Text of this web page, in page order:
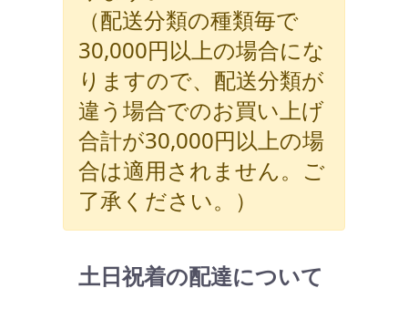
（配送分類の種類毎で
30,000円以上の場合にな
りますので、配送分類が
違う場合でのお買い上げ
合計が30,000円以上の場
合は適用されません。ご
了承ください。）
土日祝着の配達について